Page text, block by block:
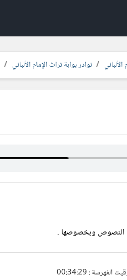
نوادر بوابة تراث الإمام الألباني
النصوص وبخصوصها .
الفهرسة : 00:34:29